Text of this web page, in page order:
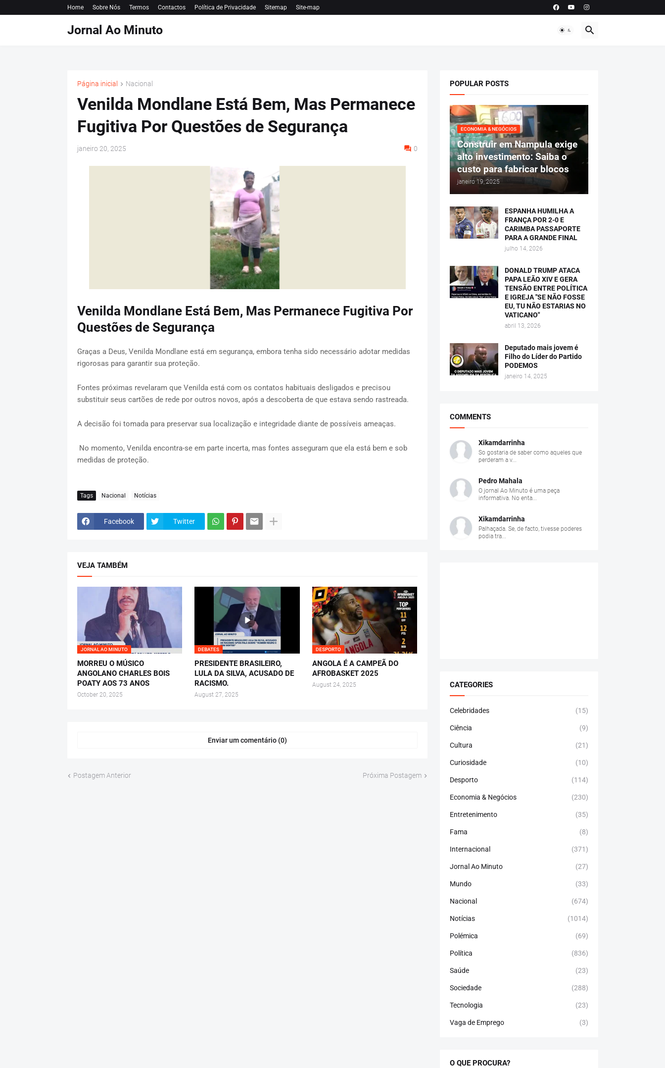
Home Sobre Nós Termos Contactos Política de Privacidade Sitemap Site-map
Jornal Ao Minuto
Página inicial Nacional
Venilda Mondlane Está Bem, Mas Permanece
Fugitiva Por Questões de Segurança
janeiro 20, 2025 0
Venilda Mondlane Está Bem, Mas Permanece Fugitiva Por
Questões de Segurança
Graças a Deus, Venilda Mondlane está em segurança, embora tenha sido necessário adotar medidas
rigorosas para garantir sua proteção.
Fontes próximas revelaram que Venilda está com os contatos habituais desligados e precisou
substituir seus cartões de rede por outros novos, após a descoberta de que estava sendo rastreada.
A decisão foi tomada para preservar sua localização e integridade diante de possíveis ameaças.
No momento, Venilda encontra-se em parte incerta, mas fontes asseguram que ela está bem e sob
medidas de proteção.
Tags Nacional Notícias
Facebook Twitter
VEJA TAMBÉM
JORNAL AO MINUTO
MORREU O MÚSICO
ANGOLANO CHARLES BOIS
POATY AOS 73 ANOS
October 20, 2025
DEBATES
PRESIDENTE BRASILEIRO,
LULA DA SILVA, ACUSADO DE
RACISMO.
August 27, 2025
DESPORTO
ANGOLA É A CAMPEÃ DO
AFROBASKET 2025
August 24, 2025
Enviar um comentário (0)
Postagem Anterior Próxima Postagem
POPULAR POSTS
ECONOMIA & NEGÓCIOS
Construir em Nampula exige
alto investimento: Saiba o
custo para fabricar blocos
janeiro 19, 2025
ESPANHA HUMILHA A
FRANÇA POR 2-0 E
CARIMBA PASSAPORTE
PARA A GRANDE FINAL
julho 14, 2026
DONALD TRUMP ATACA
PAPA LEÃO XIV E GERA
TENSÃO ENTRE POLÍTICA
E IGREJA "SE NÃO FOSSE
EU, TU NÃO ESTARIAS NO
VATICANO"
abril 13, 2026
Deputado mais jovem é
Filho do Líder do Partido
PODEMOS
janeiro 14, 2025
COMMENTS
Xikamdarrinha
So gostaria de saber como aqueles que
perderam a v...
Pedro Mahala
O jornal Ao Minuto é uma peça
informativa. No enta...
Xikamdarrinha
Palhaçada. Se, de facto, tivesse poderes
podia tra...
CATEGORIES
Celebridades (15)
Ciência (9)
Cultura (21)
Curiosidade (10)
Desporto (114)
Economia & Negócios (230)
Entretenimento (35)
Fama (8)
Internacional (371)
Jornal Ao Minuto (27)
Mundo (33)
Nacional (674)
Notícias (1014)
Polémica (69)
Política (836)
Saúde (23)
Sociedade (288)
Tecnologia (23)
Vaga de Emprego (3)
O QUE PROCURA?